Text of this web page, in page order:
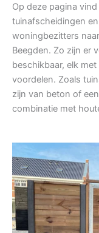
Op deze pagina
tuinafscheidingen
woningbezitters
Beegden. Zo zijn er
beschikbaar, elk
voordelen. Zoals
zijn van beton of
combinatie met